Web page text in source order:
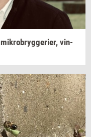
mi­kro­bryg­ge­ri­er, vin­